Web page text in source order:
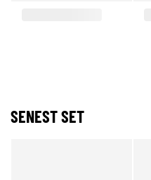
SENEST SET